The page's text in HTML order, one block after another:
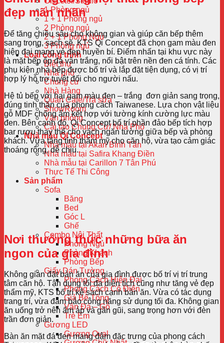
1 Phòng ngủ
1 + 1 Phòng ngủ
2 Phòng ngủ
2 + 1 Phòng Ngủ
3 Phòng ngủ
Loại công trình
Biệt thự
Nhà phố
Chung cư
Nhà Hàng
Quán Cafe/Trà sữa
ShowRoom
Văn phòng
Cải tạo Chung Cư/ Nhà Phố
Nhà mẫu QI Concept
Nhà mẫu tại Akari Bình Tân
Nhà mẫu tại Safira Khang Điền
Nhà mẫu tại Carillon 7 Tân Phú
Thực Tế Thi Công
Sản phẩm
Sofa
Băng
Bed
Góc L
Ghế
Combo Nội Thất
Phòng Ngủ
Phòng Khách
Phòng Bếp
Giấy Dán Tường
Phong Cách Hiện Đại
Phong Cách Cổ Điển
Giả Bê Tông
Vân Đá – Gỗ
Trẻ Em
Gương LED
Gương Oval
đẹp mãn nhãn
Để tăng chiều sâu cho không gian và giúp căn bếp thêm
sang trọng, sạch sẽ. KTS Qi Concept đã chọn gam màu đen
hiện đại mang vẻ đẹp huyền bí. Điểm nhấn tại khu vực này
là mặt bếp ốp đá vân trắng, nổi bật trên nền đen cá tính. Các
phụ kiện nhà bếp được bố trí và lắp đặt tiện dụng, có vị trí
hợp lý hỗ trợ tuyệt đối cho người nấu.
Hệ tủ bếp với hai gam màu đen – trắng đơn giản sang trọng,
đúng tinh thần của phong cách Taiwanese. Lựa chọn vật liệu
gỗ MDF chống ẩm kết hợp với tường kính cường lực màu
đen. Bên cạnh đó, Qi Concept bố trí phần đảo bếp tích hợp
bar rượu thay thế cho vách ngăn tường giữa bếp và phòng
khách. Vừa tăng tính thẩm mỹ cho căn hộ, vừa tạo cảm giác
thoáng rộng, dễ chịu.
Nơi thưởng thức những bữa ăn
ngon của gia đình
Không gian đặt bàn ăn của gia đình được bố trí vị trí trung
tâm căn hộ. Tận dụng tối đa diện tích cũng như tăng vẻ đẹp
thẩm mỹ, KTS bố trí kệ sách cạnh bàn ăn. Vừa có tác dụng
trang trí, vừa đảm bảo công năng sử dụng tối đa. Không gian
ăn uống trở nên ấm áp và gần gũi, sang trọng hơn với đèn
trần đơn giản.
Bàn ăn mặt đá đen mang đậm đặc trưng của phong cách